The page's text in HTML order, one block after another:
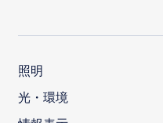
照明
光・環境